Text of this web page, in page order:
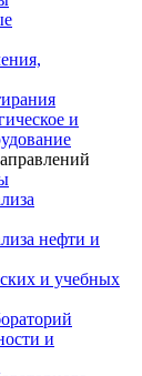
и
нефти и
и учебных
и